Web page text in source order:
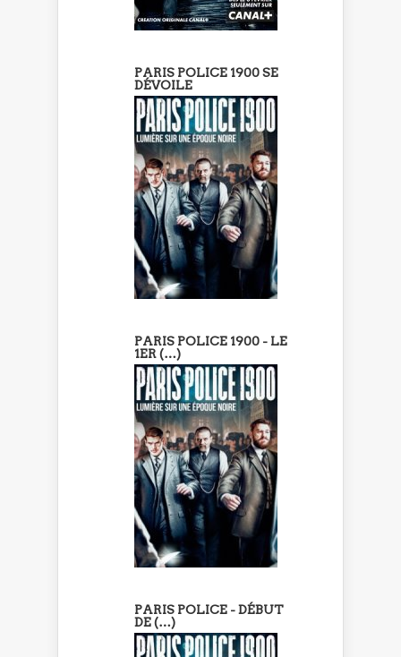
PARIS POLICE 1900 SE
DÉVOILE
PARIS POLICE 1900 - LE
1ER (…)
PARIS POLICE - DÉBUT
DE (…)